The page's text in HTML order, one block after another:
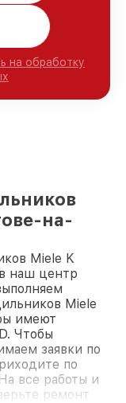
на обработку
на-
Miele K
наш центр
Miele
имеют
Чтобы
заявки по
по
все работы и
ремонт